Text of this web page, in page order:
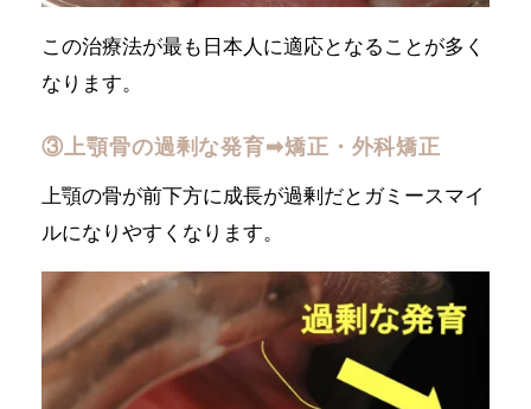
この治療法が最も日本人に適応となることが多く
なります。
③上顎骨の過剰な発育➡︎矯正・外科矯正
上顎の骨が前下方に成長が過剰だとガミースマイ
ルになりやすくなります。